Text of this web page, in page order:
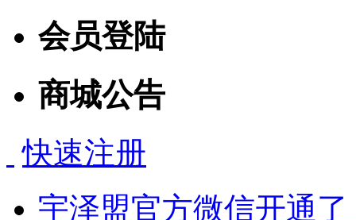
会员登陆
商城公告
快速注册
宇泽盟官方微信开通